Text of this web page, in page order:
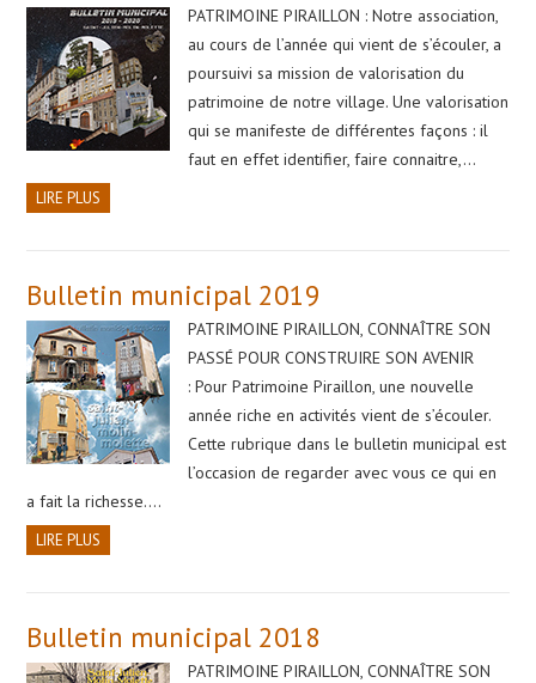
PATRIMOINE PIRAILLON : Notre association,
au cours de l’année qui vient de s’écouler, a
poursuivi sa mission de valorisation du
patrimoine de notre village. Une valorisation
qui se manifeste de différentes façons : il
faut en effet identifier, faire connaitre,…
LIRE PLUS
Bulletin municipal 2019
PATRIMOINE PIRAILLON, CONNAÎTRE SON
PASSÉ POUR CONSTRUIRE SON AVENIR
: Pour Patrimoine Piraillon, une nouvelle
année riche en activités vient de s’écouler.
Cette rubrique dans le bulletin municipal est
l’occasion de regarder avec vous ce qui en
a fait la richesse….
LIRE PLUS
Bulletin municipal 2018
PATRIMOINE PIRAILLON, CONNAÎTRE SON